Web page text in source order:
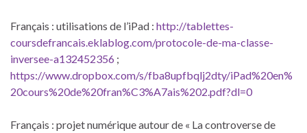
Français : utilisations de l’iPad : http://tablettes-
coursdefrancais.eklablog.com/protocole-de-ma-classe-
inversee-a132452356 ;
https://www.dropbox.com/s/fba8upfbqlj2dty/iPad%20en%
20cours%20de%20fran%C3%A7ais%202.pdf?dl=0
Français : projet numérique autour de « La controverse de